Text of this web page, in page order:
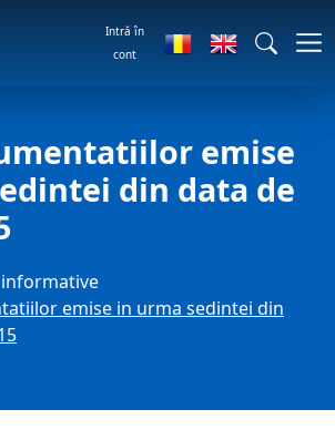
Intră în
cont
emise
din data de
emise in urma sedintei din